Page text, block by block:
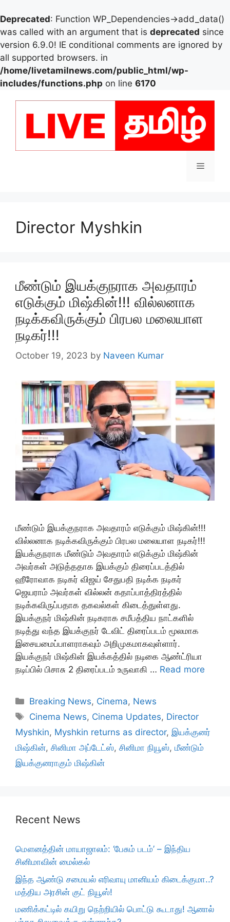
Deprecated: Function WP_Dependencies->add_data()
was called with an argument that is deprecated since
version 6.9.0! IE conditional comments are ignored by
all supported browsers. in
/home/livetamilnews.com/public_html/wp-
includes/functions.php on line 6170
Menu
Director Myshkin
மீண்டும் இயக்குநராக அவதாரம்
எடுக்கும் மிஷ்கின்!!! வில்லனாக
நடிக்கவிருக்கும் பிரபல மலையாள
நடிகர்!!!
October 19, 2023 by Naveen Kumar
மீண்டும் இயக்குநராக அவதாரம் எடுக்கும் மிஷ்கின்!!!
வில்லனாக நடிக்கவிருக்கும் பிரபல மலையாள நடிகர்!!!
இயக்குநராக மீண்டும் அவதாரம் எடுக்கும் மிஷ்கின்
அவர்கள் அடுத்ததாக இயக்கும் திரைப்படத்தில்
ஹீரோவாக நடிகர் விஜய் சேதுபதி நடிக்க நடிகர்
ஜெயராம் அவர்கள் வில்லன் கதாப்பாத்திரத்தில்
நடிக்கவிருப்பதாக தகவல்கள் கிடைத்துள்ளது.
இயக்குநர் மிஷ்கின் நடிகராக சமீபத்திய நாட்களில்
நடித்து வந்த இயக்குநர் டேவிட் திரைப்படம் மூலமாக
இசையமைப்பாளராகவும் அறிமுகமாகவுள்ளார்.
இயக்குநர் மிஷ்கின் இயக்கத்தில் நடிகை ஆண்ட்ரியா
நடிப்பில் பிசாசு 2 திரைப்படம் உருவாகி … Read more
Categories
Breaking News, Cinema, News
Tags
Cinema News, Cinema Updates, Director
Myshkin, Myshkin returns as director, இயக்குனர்
மிஷ்கின், சினிமா அப்டேட்ஸ், சினிமா நியூஸ், மீண்டும்
இயக்குனராகும் மிஷ்கின்
Recent News
மௌனத்தின் மாயாஜாலம்: ‘பேசும் படம்’ – இந்திய
சினிமாவின் மைல்கல்
இந்த ஆண்டு சமையல் எரிவாயு மானியம் கிடைக்குமா..?
மத்திய அரசின் குட் நியூஸ்!
மணிக்கட்டில் கயிறு நெற்றியில் பொட்டு கூடாது! ஆனால்